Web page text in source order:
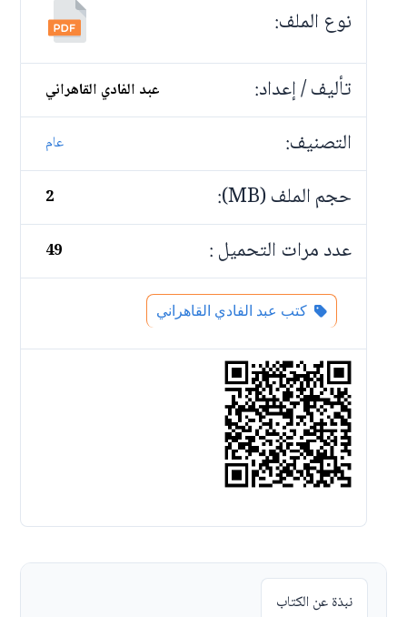
نوع الملف:
تأليف / إعداد:
عبد الفادي القاهراني
التصنيف: عام
حجم الملف (MB): 2
عدد مرات التحميل : 49
كتب عبد الفادي القاهراني
نبذة عن الكتاب